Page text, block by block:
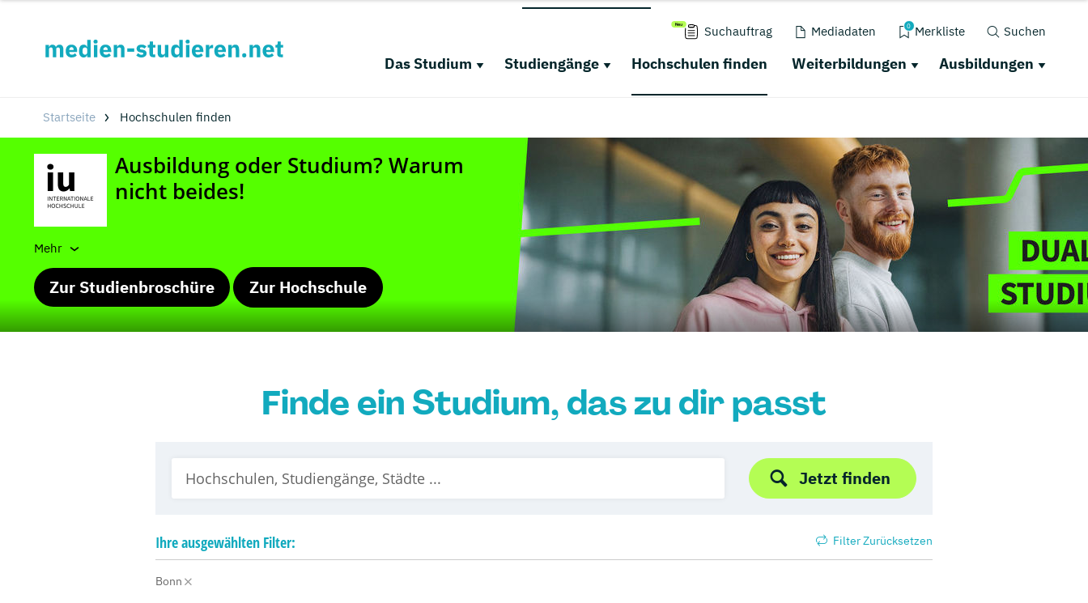
Suchauftrag Mediadaten 0 Merkliste Suchen
Das Studium Studiengänge Hochschulen finden Weiterbildungen Ausbildungen
Startseite Hochschulen finden
Mehr
Zur Studienbroschüre Zur Hochschule
Finde ein Studium, das zu dir passt
Jetzt finden
Ihreausgewählten Filter: Filter Zurücksetzen
Bonn